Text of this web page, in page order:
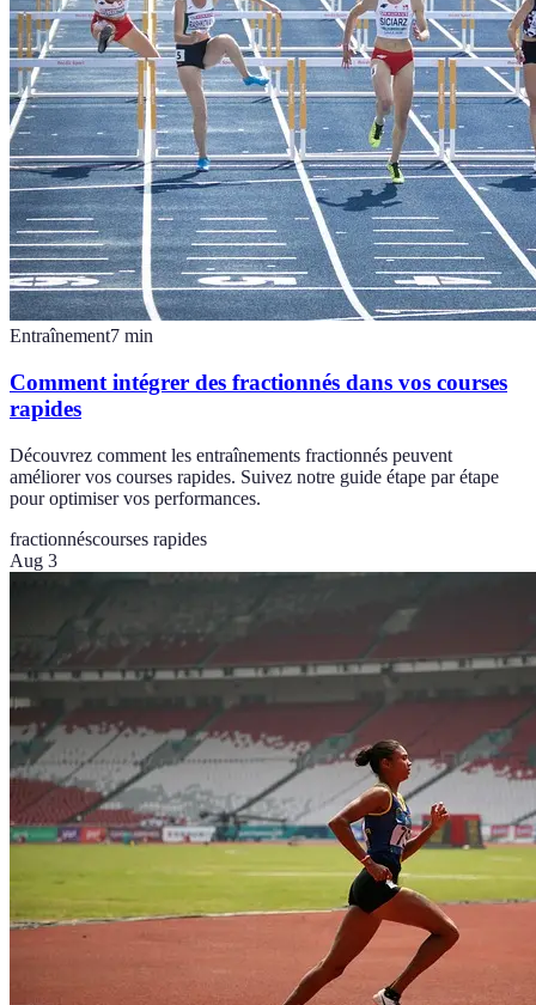
Entraînement7 min
Comment intégrer des fractionnés dans vos courses
rapides
Découvrez comment les entraînements fractionnés peuvent
améliorer vos courses rapides. Suivez notre guide étape par étape
pour optimiser vos performances.
fractionnéscourses rapides
Aug 3